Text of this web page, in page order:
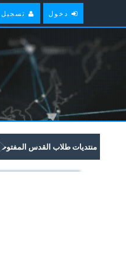
دخول تسجيل
منتديات طلاب القدس المفتوحة